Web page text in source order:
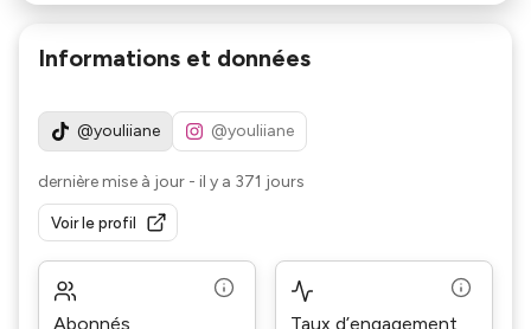
Informations et données
@youliiane @youliiane
dernière mise à jour - il y a 371 jours
Voir le profil
Abonnés Taux d’engagement